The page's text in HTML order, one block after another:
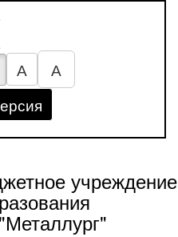
А
А
учреждение